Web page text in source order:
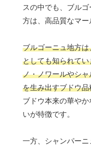
スの中でも、ブル
方は、高品質なマー
ブルゴーニュ地方
としても知られて
ノ・ノワールやシ
を生み出すブドウ
ブドウ本来の華や
いが特徴です。
一方、シャンパー